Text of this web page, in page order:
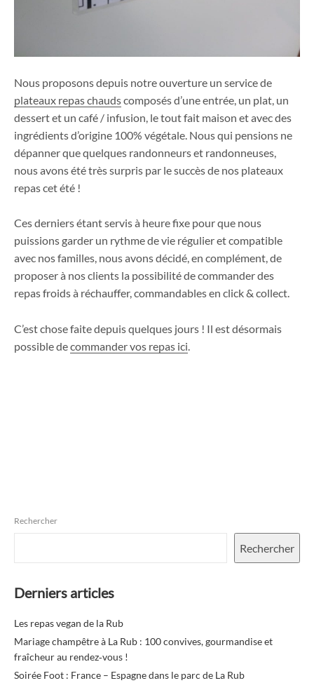
Nous proposons depuis notre ouverture un service de
plateaux repas chaudscomposés d’une entrée, un plat, un
dessert et un café / infusion, le tout fait maison et avec des
ingrédients d’origine 100% végétale. Nous qui pensions ne
dépanner que quelques randonneurs et randonneuses,
nous avons été très surpris par le succès de nos plateaux
repas cet été !
Ces derniers étant servis à heure fixe pour que nous
puissions garder un rythme de vie régulier et compatible
avec nos familles, nous avons décidé, en complément, de
proposer à nos clients la possibilité de commander des
repas froids à réchauffer, commandables en click & collect.
C’est chose faite depuis quelques jours ! Il est désormais
possible decommander vos repas ici.
Rechercher
Rechercher
Derniers articles
Les repas vegan de la Rub
Mariage champêtre à La Rub : 100 convives, gourmandise et
fraîcheur au rendez‑vous !
Soirée Foot : France – Espagne dans le parc de La Rub